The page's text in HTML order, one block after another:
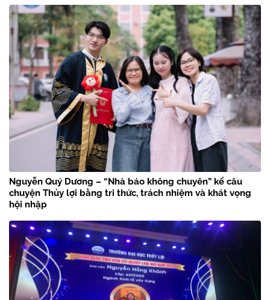
Nguyễn Quý Dương – “Nhà báo không chuyên” kể câu
chuyện Thủy lợi bằng tri thức, trách nhiệm và khát vọng
hội nhập